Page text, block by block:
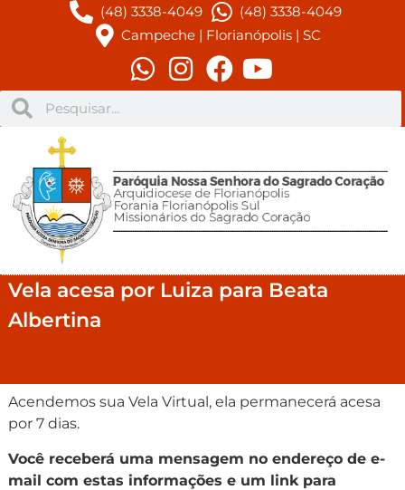
(48) 3338-4049
(48) 3338-4049
Campeche | Florianópolis | SC
Vela acesa por Luiza para Beata
Albertina
Acendemos sua Vela Virtual, ela permanecerá acesa
por 7 dias.
Você receberá uma mensagem no endereço de e-
mail com estas informações e um link para